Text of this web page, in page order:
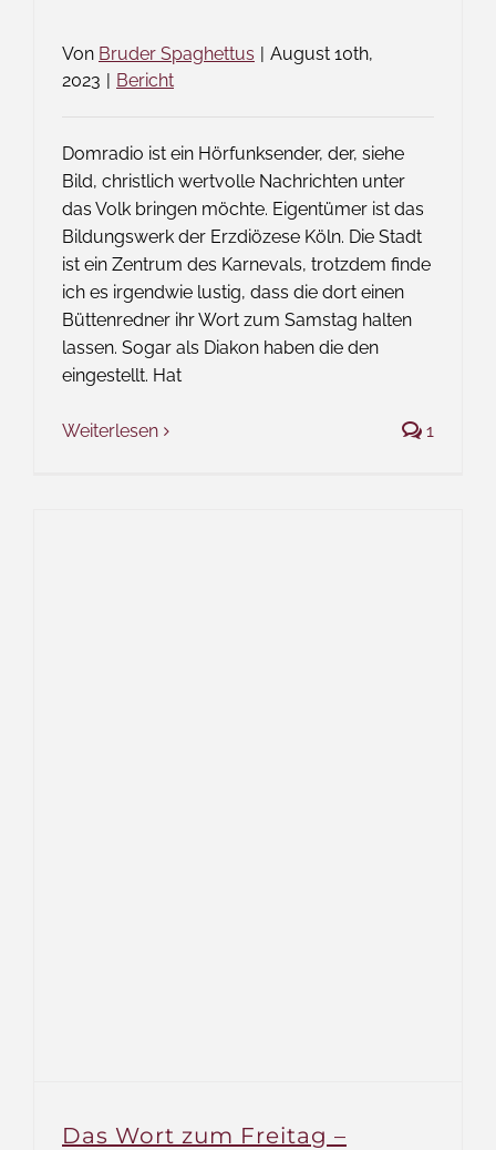
Von Bruder Spaghettus
August 10th,
2023
Bericht
Domradio ist ein Hörfunksender, der, siehe
Bild, christlich wertvolle Nachrichten unter
das Volk bringen möchte. Eigentümer ist das
Bildungswerk der Erzdiözese Köln. Die Stadt
ist ein Zentrum des Karnevals, trotzdem finde
ich es irgendwie lustig, dass die dort einen
Büttenredner ihr Wort zum Samstag halten
lassen. Sogar als Diakon haben die den
eingestellt. Hat
Weiterlesen 1
Das Wort zum Freitag –